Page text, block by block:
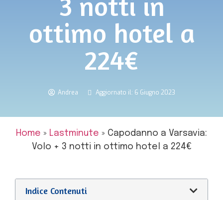
ottimo hotel a
224€
Andrea Aggiornato il: 6 Giugno 2023
Home » Lastminute » Capodanno a Varsavia:
Volo + 3 notti in ottimo hotel a 224€
Indice Contenuti